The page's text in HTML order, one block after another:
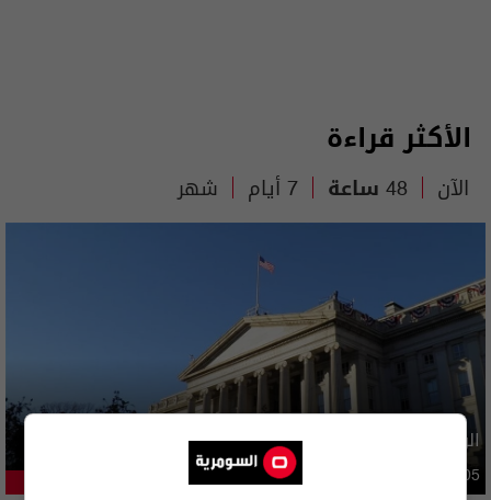
الأكثر قراءة
الآن 48 ساعة 7 أيام شهر
الولايات المتحدة تعلن رفع عقوبات عن ايران
10:10 | 2026-08-05